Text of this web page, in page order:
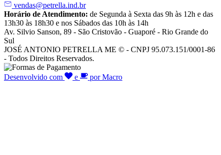
vendas@petrella.ind.br
Horário de Atendimento: de Segunda à Sexta das 9h às 12h e das
13h30 às 18h30 e nos Sábados das 10h às 14h
Av. Silvio Sanson, 89 - São Cristovão - Guaporé - Rio Grande do
Sul
JOSÉ ANTONIO PETRELLA ME © - CNPJ 95.073.151/0001-86
- Todos Direitos Reservados.
Desenvolvido com e por Macro